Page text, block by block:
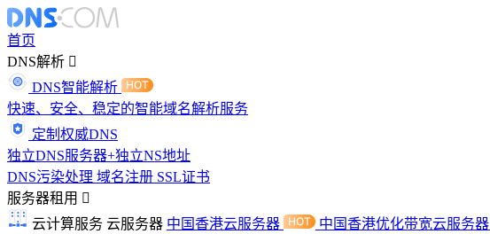
首页
DNS解析
DNS智能解析
快速、安全、稳定的智能域名解析服务
定制权威DNS
独立DNS服务器+独立NS地址
DNS污染处理 域名注册 SSL证书
服务器租用
云计算服务 云服务器 中国香港云服务器 中国香港优化带宽云服务器